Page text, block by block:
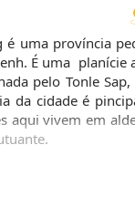
é uma província
É uma  planície
pelo Tonle
da cidade é
aqui vivem em